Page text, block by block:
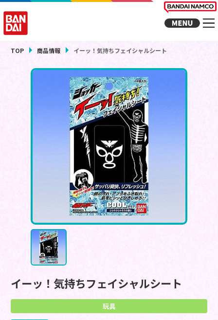
TOP 商品情報 イーッ！気持ちフェイシャルシート
イーッ！気持ちフェイシャルシート
玩具